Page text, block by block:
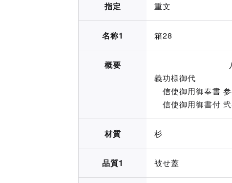
指定 重文
名称1 箱28
概要
八番長
義功様御代
信使御用御奉書
信使御用御書付
材質 杉
品質1 被せ蓋